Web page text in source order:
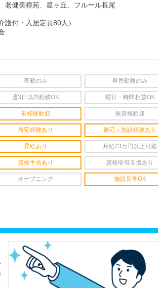
老健美樟苑、星ヶ丘、フルール長尾
付・入居定員80人）
夜勤のみ 早番勤務のみ
週3日以内勤務OK 曜日・時間相談OK
未経験歓迎 無資格歓迎
居宅経験あり 居宅＋施設経験あり
昇給あり 月給23万円以上可能
資格手当あり 資格取得支援あり
オープニング 施設見学OK